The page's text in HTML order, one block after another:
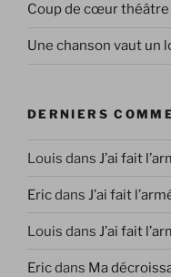
Coup de cœur théâtre
Une chanson vaut un
DERNIERS
Louis dans J’ai fait
Ericdans J’ai fait
Louis dans J’ai fait
Ericdans Ma